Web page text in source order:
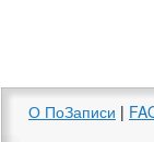
О ПоЗаписи |